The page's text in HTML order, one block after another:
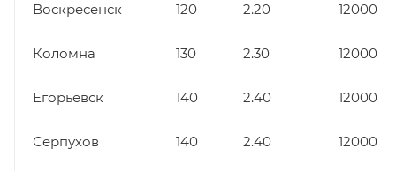
Воскресенск 120 2.20 12000
Коломна 130 2.30 12000
Егорьевск 140 2.40 12000
Серпухов 140 2.40 12000